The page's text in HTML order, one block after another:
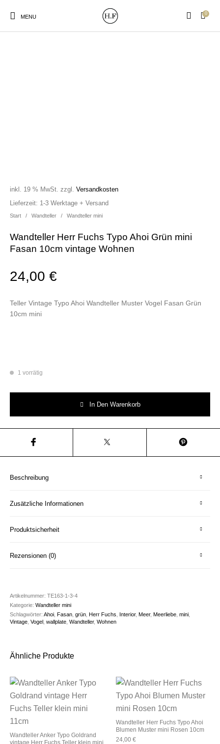
MENU
0
Start / Wandteller / Wandteller mini
Wandteller Herr Fuchs Typo Ahoi Grün mini
Fasan 10cm vintage Wohnen
24,00€
inkl. 19 % MwSt. zzgl.Versandkosten
Teller Vintage Typo Ahoi Wandteller Muster Vogel Fasan Grün
10cm mini
Lieferzeit: 1-3 Werktage + Versand
1 vorrätig
In Den Warenkorb
Beschreibung
Zusätzliche Informationen
Produktsicherheit
Rezensionen (0)
Artikelnummer:TE163-1-3-4
Kategorie:Wandteller mini
Schlagwörter:Ahoi ,Fasan ,grün ,Herr Fuchs Interior,Meer,Meerliebe ,mini
Vintage ,Vogel ,wallplate ,Wandteller,Wohnen
Ähnliche Produkte
Wandteller Anker Typo Goldrand
vintage Herr Fuchs Teller klein mini
Wandteller Herr Fuchs Typo Ahoi
Blumen Muster mini Rosen 10cm
24,00 €